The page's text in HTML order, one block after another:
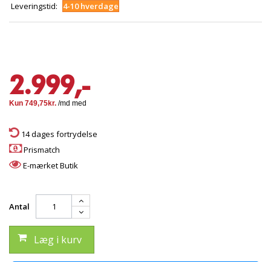
Leveringstid:
4-10 hverdage
2.999,-
14 dages fortrydelse
Prismatch
E-mærket Butik
Antal
Læg i kurv